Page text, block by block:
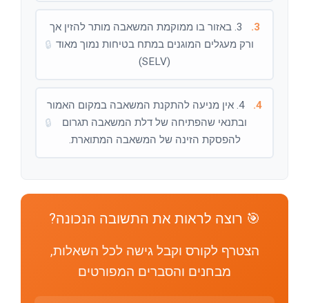
3.
3. באזור בו ממוקמת המשאבה מותר להזין אך
ורק מעגלים המוגנים במתח בטיחות נמוך מאוד
(SELV)
🔒
4.
4. אין מניעה להתקנת המשאבה במקום האמור
ובתנאי שהפתיחה של דלת המשאבה תגרום
להפסקת הזינה של המשאבה המתוארת.
🔒
🎯 רוצה לראות את התשובה הנכונה?
הצטרף לקורס וקבל גישה לכל השאלות,
מבחנים והסברים המפורטים